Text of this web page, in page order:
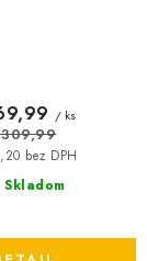
Skladom
bez DPH
/ ks